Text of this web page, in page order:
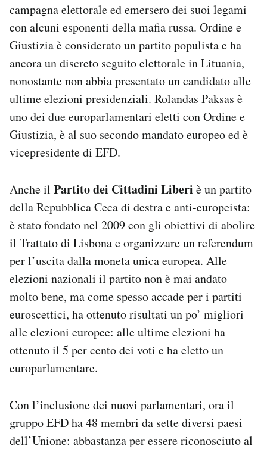
campagna elettorale ed emersero dei suoi legami
con alcuni esponenti della mafia russa. Ordine e
Giustizia è considerato un partito populista e ha
ancora un discreto seguito elettorale in Lituania,
nonostante non abbia presentato un candidato alle
ultime elezioni presidenziali. Rolandas Paksas è
uno dei due europarlamentari eletti con Ordine e
Giustizia, è al suo secondo mandato europeo ed è
vicepresidente di EFD.
Anche il Partito dei Cittadini Liberi è un partito
della Repubblica Ceca di destra e anti-europeista:
è stato fondato nel 2009 con gli obiettivi di abolire
il Trattato di Lisbona e organizzare un referendum
per l’uscita dalla moneta unica europea. Alle
elezioni nazionali il partito non è mai andato
molto bene, ma come spesso accade per i partiti
euroscettici, ha ottenuto risultati un po’ migliori
alle elezioni europee: alle ultime elezioni ha
ottenuto il 5 per cento dei voti e ha eletto un
europarlamentare.
Con l’inclusione dei nuovi parlamentari, ora il
gruppo EFD ha 48 membri da sette diversi paesi
dell’Unione: abbastanza per essere riconosciuto al